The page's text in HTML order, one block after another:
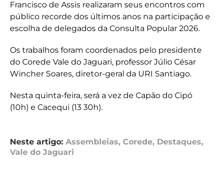
Francisco de Assis realizaram seus encontros com
público recorde dos últimos anos na participação e
escolha de delegados da Consulta Popular 2026.
Os trabalhos foram coordenados pelo presidente
do Corede Vale do Jaguari, professor Júlio César
Wincher Soares, diretor-geral da URI Santiago.
Nesta quinta-feira, será a vez de Capão do Cipó
(10h) e Cacequi (13 30h).
Neste artigo: Assembleias, Corede, Destaques,
Vale do Jaguari